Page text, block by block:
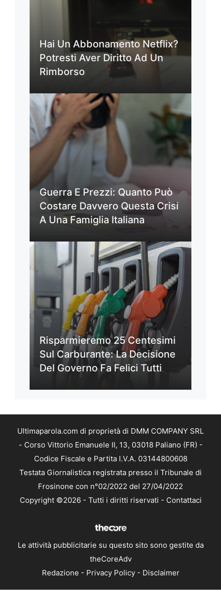
Hai Un Abbonamento Netflix?
Potresti Aver Diritto Ad Un
Rimborso
Guerra E Prezzi: Quanto Può
Costare Davvero Questa Crisi
A Una Famiglia Italiana
Risparmieremo 25 Centesimi
Sul Carburante: La Decisione
Del Governo Fa Felici Tutti
Ultimaparola.com di proprietà di DMM COMPANY SRL
- Corso Vittorio Emanuele II, 13, 03018 Paliano (FR) -
Codice Fiscale e Partita I.V.A. 03144800608
Testata Giornalistica registrata presso il Tribunale di
Frosinone con n°02/2022 del 27/04/2022
Copyright ©2026 - Tutti i diritti riservati - Contattaci
Le attività pubblicitarie su questo sito sono gestite da
theCoreAdv
Redazione - Privacy Policy- Disclaimer